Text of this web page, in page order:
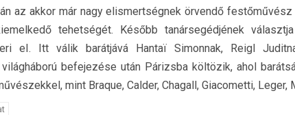
az akkor már nagy elismertségnek örvendő
tehetségét. Később tanársegédjének
eI. Itt válik barátjává Hantaï Simonnak, Reigl
befejezése után Párizsba költözik, ahol
mint Braque, Calder, Chagall, Giacometti,